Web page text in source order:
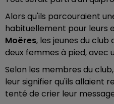
Alors qu'ils parcouraient
habituellement pour leurs
Moëres, les jeunes du
deux femmes à pied, avec
Selon les membres du
leur signifier qu'ils allaient
tenté de crier leur